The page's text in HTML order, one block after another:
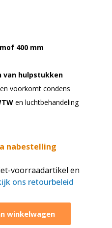
400 mm
van hulpstukken
voorkomt condens
en luchtbehandeling
nabestelling
voorraadartikel en
ons retourbeleid
winkelwagen